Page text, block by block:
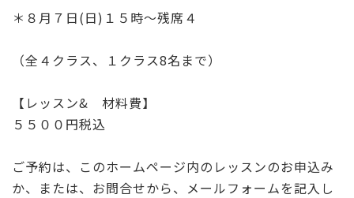
＊８月７日(日)１５時～残席４
（全４クラス、１クラス8名まで）
【レッスン& 材料費】
５５００円税込
ご予約は、このホームページ内のレッスンのお申込み
か、または、お問合せから、メールフォームを記入し